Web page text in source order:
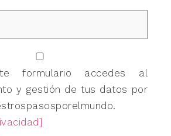
formulario accedes al
y gestión de tus datos por